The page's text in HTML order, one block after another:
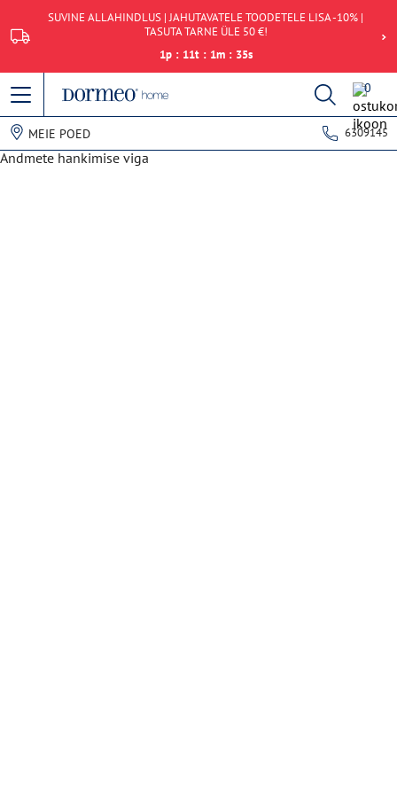
SUVINE ALLAHINDLUS | JAHUTAVATELE TOODETELE LISA -10% |
TASUTA TARNE ÜLE 50 €!
1p : 11t : 1m : 35s
0
MEIE POED 6309145
Andmete hankimise viga